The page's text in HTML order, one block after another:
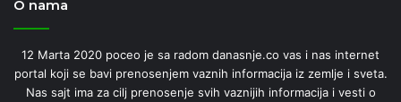
O nama
12 Marta 2020 poceo je sa radom danasnje.co vas i nas internet
portal koji se bavi prenosenjem vaznih informacija iz zemlje i sveta.
Nas sajt ima za cilj prenosenje svih vaznijih informacija i vesti o